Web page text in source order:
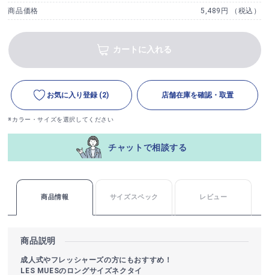
商品価格 5,489円 （税込）
カートに入れる
お気に入り登録 (2) 店舗在庫を確認・取置
※カラー・サイズを選択してください
チャットで相談する
商品情報 サイズスペック レビュー
商品説明
成人式やフレッシャーズの方にもおすすめ！
LES MUESのロングサイズネクタイ